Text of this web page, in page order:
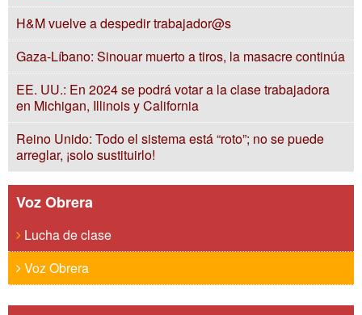
H&M vuelve a despedir trabajador@s
Gaza-Líbano: Sinouar muerto a tiros, la masacre continúa
EE. UU.: En 2024 se podrá votar a la clase trabajadora
en Michigan, Illinois y California
Reino Unido: Todo el sistema está “roto”; no se puede
arreglar, ¡solo sustituirlo!
Voz Obrera
Lucha de clase
Voz Obrera